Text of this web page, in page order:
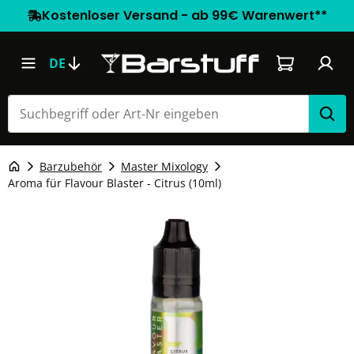
Kostenloser Versand - ab 99€ Warenwert**
DE Warenkorb
Barzubehör
Master Mixology
Aroma für Flavour Blaster - Citrus (10ml)